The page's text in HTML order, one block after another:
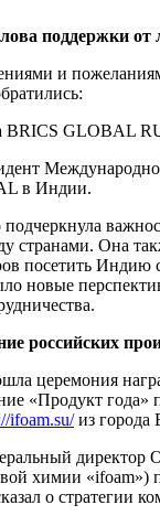
поддержки
и
BRICS GLOBAL
в Индии.
странами. Она
посетить Индию
новые
российских
церемония
«Продукт года»
ifoam.su/из города
химии «ifoam»)
о стратегии